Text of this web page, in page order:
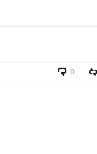
0